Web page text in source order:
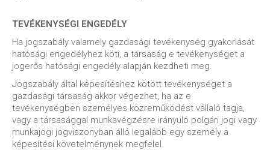
TEVÉKENYSÉGI ENGEDÉLY
Ha jogszabály valamely gazdasági tevékenység gyakorlását
hatósági engedélyhez köti, a társaság e tevékenységet a
jogerős hatósági engedély alapján kezdheti meg.
Jogszabály által képesítéshez kötött tevékenységet a
gazdasági társaság akkor végezhet, ha az e
tevékenységben személyes közreműködést vállaló tagja,
vagy a társasággal munkavégzésre irányuló polgári jogi vagy
munkajogi jogviszonyban álló legalább egy személy a
képesítési követelménynek megfelel.